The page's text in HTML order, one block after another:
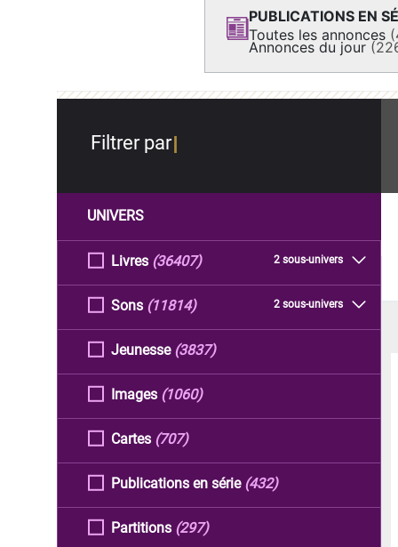
PUBLICATIONS EN
Toutes les annonces
Annonces du jour
Filtrer par
UNIVERS
Livres 2 sous-univers
(36407)
Sons 2 sous-univers
(11814)
Jeunesse (3837)
Images (1060)
Cartes (707)
Publications en série (432)
Partitions (297)